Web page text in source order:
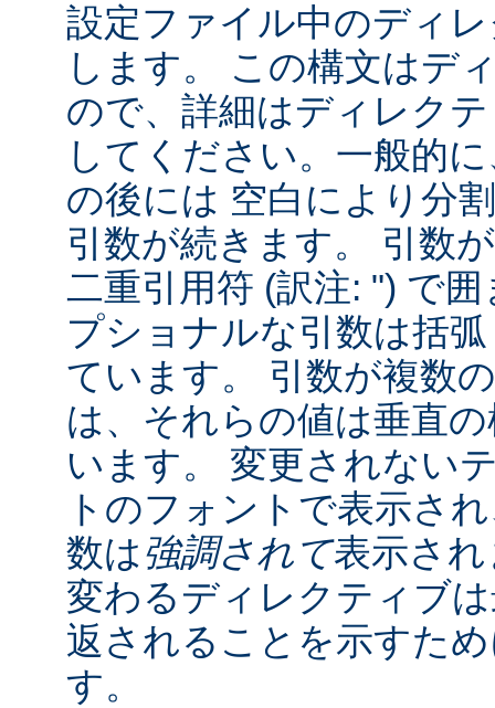
設定ファイル中のディ
します。 この構文はデ
ので、詳細はディレク
してください。一般的
の後には 空白により分
引数が続きます。 引数
二重引用符 (訳注: ") で
プショナルな引数は括
ています。 引数が複数
は、それらの値は垂直
います。 変更されない
トのフォントで表示さ
数は強調されて表示さ
変わるディレクティブ
返されることを示すた
す。